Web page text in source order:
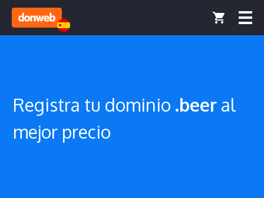
Registra tu dominio .beer al
mejor precio